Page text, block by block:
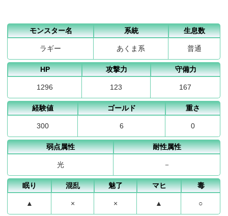
モンスター名 系統 生息数
ラギー あくま系 普通
HP 攻撃力 守備力
1296 123 167
経験値 ゴールド 重さ
300 6 0
弱点属性 耐性属性
光 －
眠り 混乱 魅了 マヒ 毒
▲ × × ▲ ○